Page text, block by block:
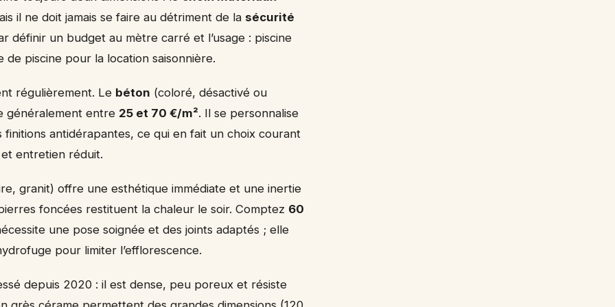
il ne doit jamais se faire au détriment de la sécurité
définir un budget au mètre carré et l’usage : piscine
de piscine pour la location saisonnière.
régulièrement. Le béton (coloré, désactivé ou
généralement entre 25 et 70 €/m². Il se personnalise
antidérapantes, ce qui en fait un choix courant
entretien réduit.
granit) offre une esthétique immédiate et une inertie
foncées restituent la chaleur le soir. Comptez 60
une pose soignée et des joints adaptés ; elle
pour limiter l’efflorescence.
depuis 2020 : il est dense, peu poreux et résiste